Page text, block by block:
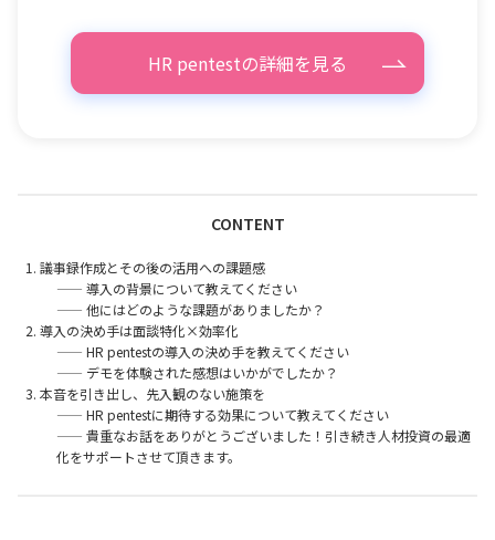
HR pentestの詳細を見る
CONTENT
議事録作成とその後の活用への課題感
—— 導入の背景について教えてください
—— 他にはどのような課題がありましたか？
導入の決め手は面談特化×効率化
—— HR pentestの導入の決め手を教えてください
—— デモを体験された感想はいかがでしたか？
本音を引き出し、先入観のない施策を
—— HR pentestに期待する効果について教えてください
—— 貴重なお話をありがとうございました！引き続き人材投資の最適
化をサポートさせて頂きます。